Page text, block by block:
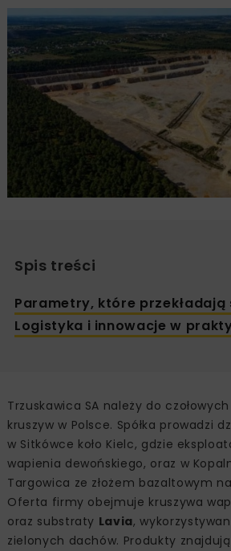
Spis treści
Parametry, które przekładają
Logistyka i innowacje w
Trzuskawica SA należy do
kruszyw w Polsce. Spółka prowadzi
w Sitkówce koło Kielc, gdzie
wapienia dewońskiego, oraz w
Targowica ze złożem bazaltowym
Oferta firmy obejmuje kruszywa
oraz substraty Lavia,
zielonych dachów. Produkty